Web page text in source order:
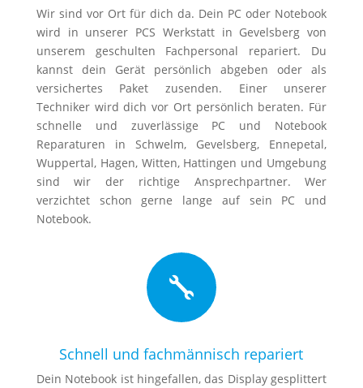
Wir sind vor Ort für dich da. Dein PC oder Notebook
wird in unserer PCS Werkstatt in Gevelsberg von
unserem geschulten Fachpersonal repariert. Du
kannst dein Gerät persönlich abgeben oder als
versichertes Paket zusenden. Einer unserer
Techniker wird dich vor Ort persönlich beraten. Für
schnelle und zuverlässige PC und Notebook
Reparaturen in Schwelm, Gevelsberg, Ennepetal,
Wuppertal, Hagen, Witten, Hattingen und Umgebung
sind wir der richtige Ansprechpartner. Wer
verzichtet schon gerne lange auf sein PC und
Notebook.

Schnell und fachmännisch repariert
Dein Notebook ist hingefallen, das Display gesplittert